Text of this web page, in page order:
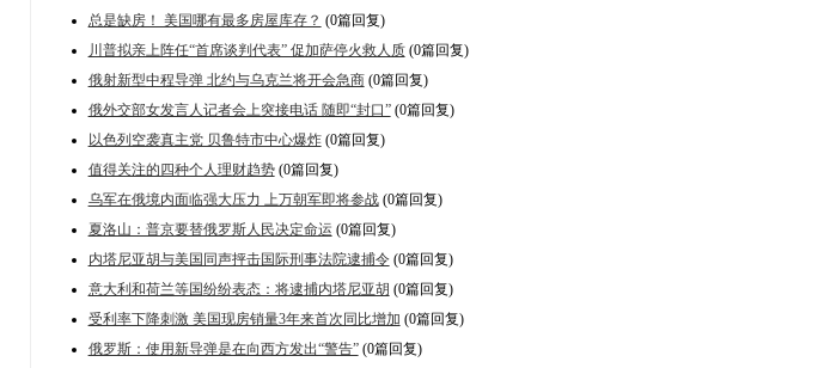
总是缺房！ 美国哪有最多房屋库存？ (0篇回复)
川普拟亲上阵任“首席谈判代表” 促加萨停火救人质(0篇回复)
俄射新型中程导弹 北约与乌克兰将开会急商(0篇回复)
俄外交部女发言人记者会上突接电话 随即“封口”(0篇回复)
以色列空袭真主党 贝鲁特市中心爆炸(0篇回复)
值得关注的四种个人理财趋势(0篇回复)
乌军在俄境内面临强大压力 上万朝军即将参战(0篇回复)
夏洛山：普京要替俄罗斯人民决定命运 (0篇回复)
内塔尼亚胡与美国同声抨击国际刑事法院逮捕令(0篇回复)
意大利和荷兰等国纷纷表态：将逮捕内塔尼亚胡 (0篇回复)
受利率下降刺激 美国现房销量3年来首次同比增加 (0篇回复)
俄罗斯：使用新导弹是在向西方发出“警告”(0篇回复)